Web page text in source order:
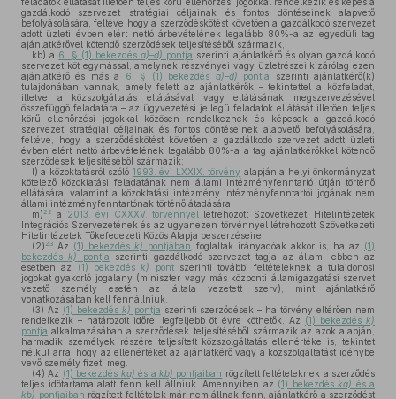
gazdálkodó szervezet stratégiai céljainak és fontos döntéseinek alapvető
befolyásolására, feltéve hogy a szerződéskötést követően a gazdálkodó szervezet
adott üzleti évben elért nettó árbevételének legalább 80%-a az egyedüli tag
ajánlatkérővel kötendő szerződések teljesítéséből származik,
kb) a 6. § (1) bekezdésa)–d) pontja szerinti ajánlatkérő és olyan gazdálkodó
szervezet köt egymással, amelynek részvényei vagy üzletrészei kizárólag ezen
ajánlatkérő és más a 6. § (1) bekezdés a)–d) pontja szerinti ajánlatkérő(k)
tulajdonában vannak, amely felett az ajánlatkérők – tekintettel a közfeladat,
illetve a közszolgáltatás ellátásával vagy ellátásának megszervezésével
összefüggő feladatára – az ügyvezetési jellegű feladatok ellátását illetően teljes
körű ellenőrzési jogokkal közösen rendelkeznek és képesek a gazdálkodó
szervezet stratégiai céljainak és fontos döntéseinek alapvető befolyásolására,
feltéve, hogy a szerződéskötést követően a gazdálkodó szervezet adott üzleti
évben elért nettó árbevételének legalább 80%-a a tag ajánlatkérőkkel kötendő
szerződések teljesítéséből származik;
l) a közoktatásról szóló 1993. évi LXXIX. törvény alapján a helyi önkormányzat
kötelező közoktatási feladatának nem állami intézményfenntartó útján történő
ellátására, valamint a közoktatási intézmény intézményfenntartói jogának nem
állami intézményfenntartónak történő átadására;
m) 22 a 2013. évi CXXXV. törvénnyel létrehozott Szövetkezeti Hitelintézetek
Integrációs Szervezetének és az ugyanezen törvénnyel létrehozott Szövetkezeti
Hitelintézetek Tőkefedezeti Közös Alapja beszerzéseire.
(2) 23 Az (1) bekezdésk) pontjában foglaltak irányadóak akkor is, ha az (1)
bekezdésk) pontja szerinti gazdálkodó szervezet tagja az állam; ebben az
esetben az
(1) bekezdésk) pontszerinti további feltételeknek a tulajdonosi
jogokat gyakorló jogalany (miniszter vagy más központi államigazgatási szervet
vezető személy esetén az általa vezetett szerv), mint ajánlatkérő
vonatkozásában kell fennállniuk.
(3) Az (1) bekezdés k) pontja szerinti szerződések – ha törvény eltérően nem
rendelkezik – határozott időre, legfeljebb öt évre köthetők. Az (1) bekezdésk)
pontja alkalmazásában a szerződések teljesítéséből származik az azok alapján,
harmadik személyek részére teljesített közszolgáltatás ellenértéke is, tekintet
nélkül arra, hogy az ellenértéket az ajánlatkérő vagy a közszolgáltatást igénybe
vevő személy fizeti meg.
(4) Az (1) bekezdés ka) és a kb) pontjaiban rögzített feltételeknek a szerződés
teljes időtartama alatt fenn kell állniuk. Amennyiben az (1) bekezdés ka) és a
kb) pontjaiban rögzített feltételek már nem állnak fenn, ajánlatkérő a szerződést